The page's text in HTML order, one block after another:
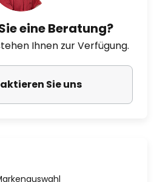
eine Beratung?
Ihnen zur Verfügung.
Sie uns